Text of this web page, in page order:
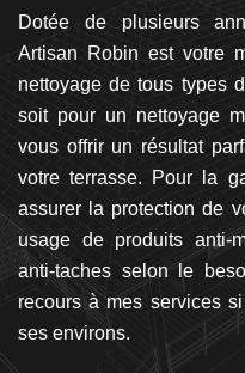
Dotée de plusieurs
Artisan Robin est votre
nettoyage de tous types
soit pour un nettoyage
vous offrir un résultat
votre terrasse. Pour la
assurer la protection de
usage de produits anti-
anti-taches selon le
recours à mes services
ses environs.